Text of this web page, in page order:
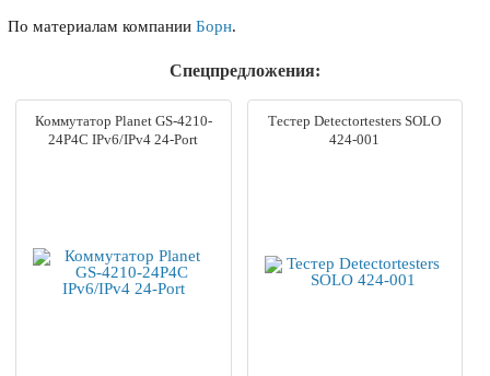
По материалам компанииБорн.
Спецпредложения:
Коммутатор Planet GS-4210-
24P4C IPv6/IPv4 24-Port
Тестер Detectortesters SOLO
424-001